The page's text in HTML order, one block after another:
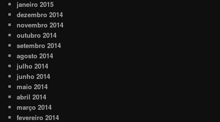
janeiro 2015
dezembro 2014
novembro 2014
outubro 2014
setembro 2014
agosto 2014
julho 2014
junho 2014
maio 2014
abril 2014
março 2014
fevereiro 2014